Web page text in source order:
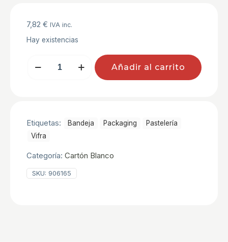
7,82 € IVA inc.
Hay existencias
CARTON
Añadir al carrito
Etiquetas: Bandeja Packaging
Pastelerí­a
Vifra
Categoría: Cartón Blanco
SKU: 906165